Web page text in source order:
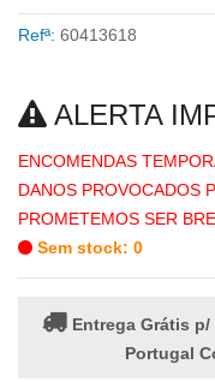
Refª: 60413618
ALERTA
ENCOMENDAS
DANOS PROVOCADOS
PROMETEMOS SER
Sem stock: 0
Entrega Grátis p/
Portugal